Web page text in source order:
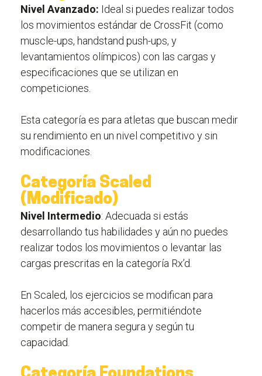
Nivel Avanzado: Ideal si puedes realizar todos
los movimientos estándar de CrossFit (como
muscle-ups, handstand push-ups, y
levantamientos olímpicos) con las cargas y
especificaciones que se utilizan en
competiciones.
Esta categoría es para atletas que buscan medir
su rendimiento en un nivel competitivo y sin
modificaciones.
Categoría Scaled
(Modificado)
Nivel Intermedio: Adecuada si estás
desarrollando tus habilidades y aún no puedes
realizar todos los movimientos o levantar las
cargas prescritas en la categoría Rx’d.
En Scaled, los ejercicios se modifican para
hacerlos más accesibles, permitiéndote
competir de manera segura y según tu
capacidad.